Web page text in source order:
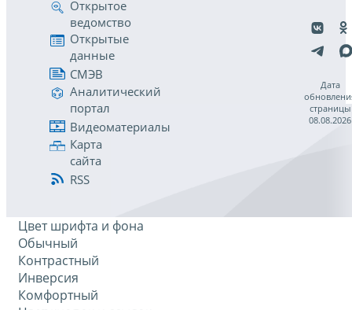
Открытое
ведомство
Открытые
данные
СМЭВ
Аналитический
портал
Видеоматериалы
Карта
сайта
RSS
Дата
страницы
08.08.2026
Цвет шрифта и фона
Обычный
Контрастный
Инверсия
Комфортный